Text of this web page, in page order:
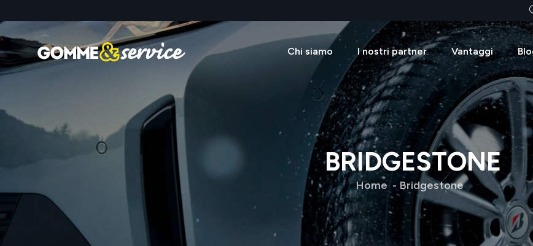
Chi siamo I nostri partner Vantaggi
BRIDGESTONE
Home Bridgestone